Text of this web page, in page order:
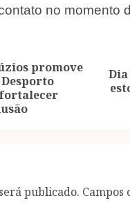
no momento
promove
publicado. Campos